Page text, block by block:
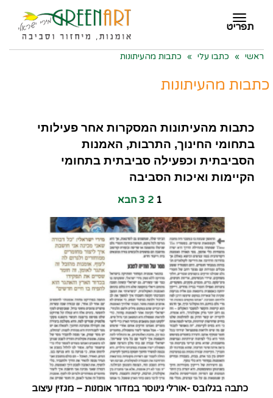
תפריט
תפריט
ראשי » כתבו עלי » כתבות מהעיתונות
כתבות מהעיתונות
כתבות מהעיתונות המסקרות אחר פעילותי
בתחומי החינוך, התרבות, האמנות
הסביבתית וכפעילה סביבתית בתחומי
הקיימות ואיכות הסביבה
1
2
3 הבא
כתבה בגלובס -אורלי גינוסר במדור אומנות – מגזין עיצוב